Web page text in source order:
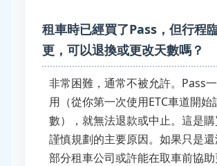
租車時已經買了Pass，但行程
更，可以退換或更改天數嗎？
非常困難，通常不被允許。Pass
用（從你第一次使用ETC車道開始
數），就無法退款或中止。這是
謹慎規劃的主要原因。如果只是還
部分租車公司或許能在取車前協